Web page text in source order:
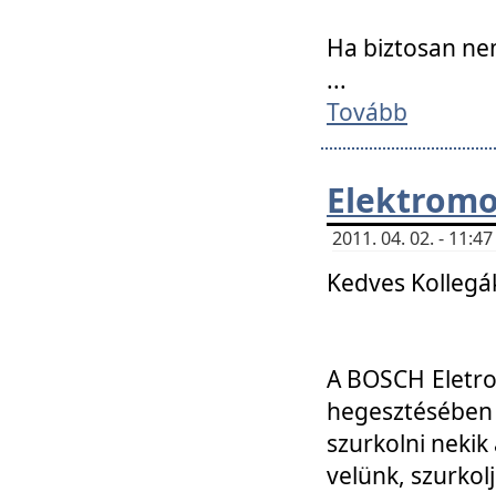
Ha biztosan
...
Tovább
2011. 04. 02. -
Kedves
A BOSCH
szurkolni
velünk,